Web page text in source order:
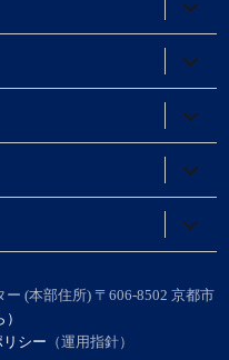
展
開
ュ
ー
を
展
開
ブ
メ
ニ
ュ
ー
を
展
開
ブ
メ
ニ
ュ
ー
を
展
開
ブ
メ
ニ
ュ
ー
を
展
開
ブ
メ
ニ
ュ
ー
展
開
ブ
メ
ュ
ー
(本部住所) 〒606-8502 京都市
シー （運用指針）